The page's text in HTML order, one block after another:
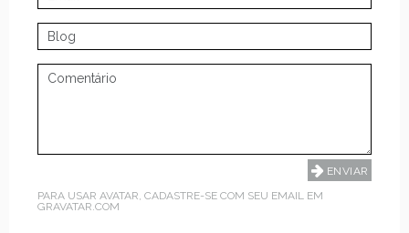
PARA USAR AVATAR, CADASTRE-SE COM SEU EMAIL EM
GRAVATAR.COM